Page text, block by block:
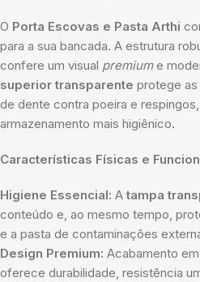
O Porta Escovas e Pasta Arthi
para a sua bancada. A estrutura
confere um visual premiume
superior transparente protege
de dente contra poeira e
armazenamento mais higiênico.
Características Físicas e
Higiene Essencial: A tampa
conteúdo e, ao mesmo tempo,
e a pasta de contaminações
Design Premium: Acabamento em
oferece durabilidade, resistência